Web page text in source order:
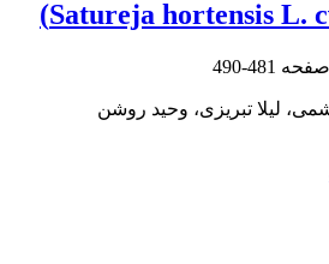
481-490
لیلا تبریزی، وحید روشن